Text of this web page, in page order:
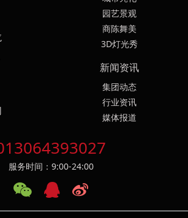
园艺景观
商陈舞美
3D灯光秀
新闻资讯
集团动态
行业资讯
媒体报道
服务时间：9:00-24:00